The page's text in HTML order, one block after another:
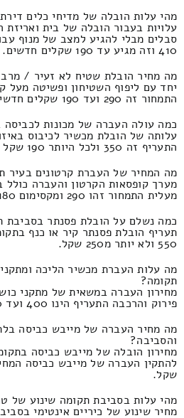
מהי עלות הובלה של מדיחי כלים
עלויות בעבור הובלה של בית
סבלים מבלי להגיע למצב של מנוף
410 וזה מגיע עד 190 שקלים חדשים.
מה מחיר הובלת שטיח לא זעיר /
יחד עם ליפוף השטיחון ופשיטה מעל
התמחור זה 290 ועד 190 שקלים חדשים.
כמה עולה העברה של מכונות לכביסה
עלותה של הובלת מכשיר לכיבוס
התעריף זה 350 ולכל היותר 190 שקל חדש.
מה המחיר של העברת קרטונים בעיר
מערך קופסאות הקרטון והעברה כולל
מעלית התמחור זהו 290 ומקסימום 180 ₪.
כמה נשלם על הובלת פסנתר בסביבת
תעריף הובלת פסנתר קיר או כנף
550 ולא יותר מ250 שקל.
מה עלות העברת מכשיר הליכה ומתקני
תקומה?
מחירון העברה במשאית של מתקני
פירוק והרכבה התעריף הינו 400 ועד 170 ₪.
מה מחיר העברה של מייבש כביסה
והסביבה?
מחירון הובלה של מייבש כביסה
שקל.
מהי עלות בסביבת תקומה שינוע של
מחיר שינוע של כיריים אינטימי